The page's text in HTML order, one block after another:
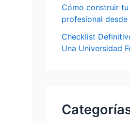
Cómo construir
profesional
Checklist
Una Universidad